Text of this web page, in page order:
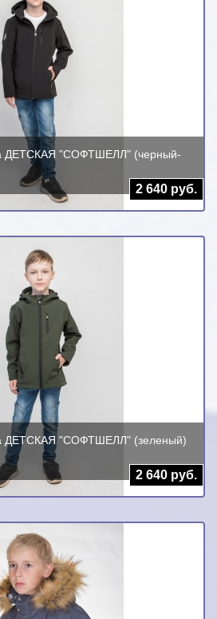
ДЕТСКАЯ "СОФТШЕЛЛ" (черный-
2 640 руб.
ДЕТСКАЯ "СОФТШЕЛЛ" (зеленый)
2 640 руб.